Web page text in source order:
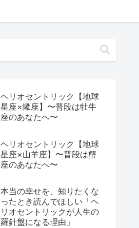
ヘリオセントリック【地球
星座×蠍座】〜普段は牡牛
座のあなたへ〜
ヘリオセントリック【地球
星座×山羊座】〜普段は蟹
座のあなたへ〜
本当の幸せを、知りたくな
ったとき読んでほしい「ヘ
リオセントリックが人生の
羅針盤になる理由」